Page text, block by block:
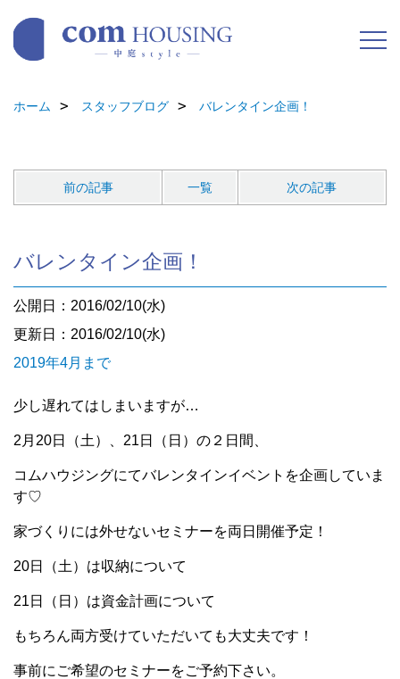
ホーム スタッフブログ バレンタイン企画！
前の記事 一覧 次の記事
バレンタイン企画！
公開日：2016/02/10(水)
更新日：2016/02/10(水)
2019年4月まで
少し遅れてはしまいますが…
2月20日（土）、21日（日）の２日間、
コムハウジングにてバレンタインイベントを企画していま
す♡
家づくりには外せないセミナーを両日開催予定！
20日（土）は収納について
21日（日）は資金計画について
もちろん両方受けていただいても大丈夫です！
事前にご希望のセミナーをご予約下さい。